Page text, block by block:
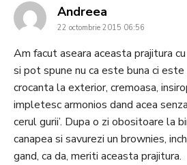
Andreea
22 octombrie 2015 06:56
Am facut aseara aceasta prajitura
si pot spune nu ca este buna ci este
crocanta la exterior, cremoasa,
impletesc armonios dand acea
cerul gurii’. Dupa o zi obositoare la
canapea si savurezi un brownies,
gand, ca da, meriti aceasta prajitura.